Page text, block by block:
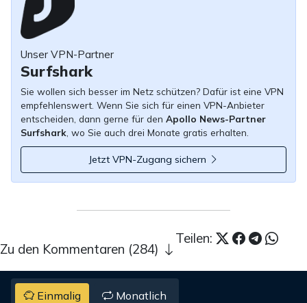
Unser VPN-Partner
Surfshark
Sie wollen sich besser im Netz schützen? Dafür ist eine VPN
empfehlenswert. Wenn Sie sich für einen VPN-Anbieter
entscheiden, dann gerne für den Apollo News-Partner
Surfshark, wo Sie auch drei Monate gratis erhalten.
Jetzt VPN-Zugang sichern
Teilen:
Zu den Kommentaren (284)
Einmalig Monatlich